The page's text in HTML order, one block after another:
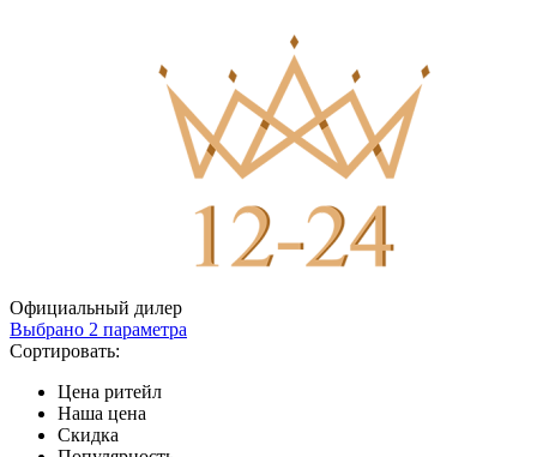
Официальный дилер
Выбрано 2 параметра
Сортировать:
Цена ритейл
Наша цена
Скидка